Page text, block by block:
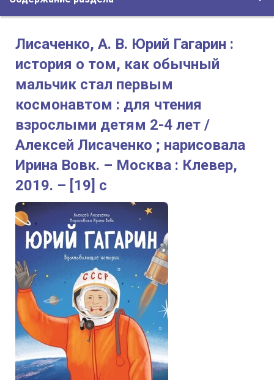
Лисаченко, А. В. Юрий Гагарин :
история о том, как обычный
мальчик стал первым
космонавтом : для чтения
взрослыми детям 2-4 лет /
Алексей Лисаченко ; нарисовала
Ирина Вовк. – Москва : Клевер,
2019. – [19] с